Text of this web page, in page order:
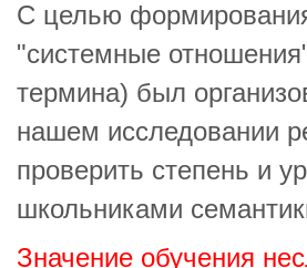
С целью
"системные
термина) был
нашем исследовании
проверить степень и
школьниками
Значение обучения